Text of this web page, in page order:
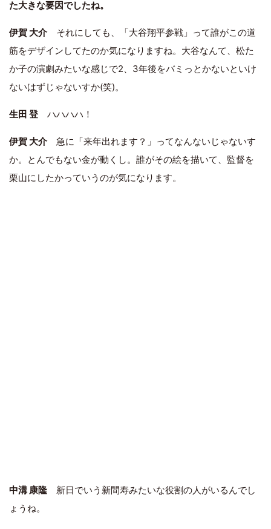
た大きな要因でしたね。
伊賀 大介それにしても、「大谷翔平参戦」って誰がこの道
筋をデザインしてたのか気になりますね。大谷なんて、松た
か子の演劇みたいな感じで2、3年後をバミっとかないといけ
ないはずじゃないすか(笑)。
生田 登 ハハハハ！
伊賀 大介急に「来年出れます？」ってなんないじゃないす
か。とんでもない金が動くし。誰がその絵を描いて、監督を
栗山にしたかっていうのが気になります。
中溝 康隆 新日でいう新間寿みたいな役割の人がいるんでし
ょうね。